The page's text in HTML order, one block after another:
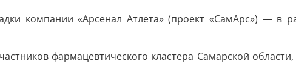
компании «Арсенал Атлета» (проект «СамАрс») — в
фармацевтического кластера Самарской